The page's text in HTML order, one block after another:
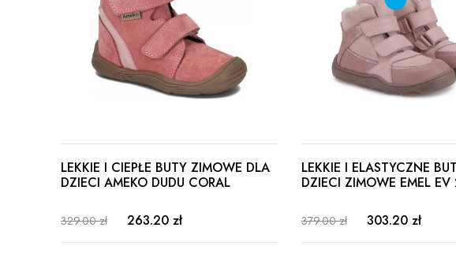
LEKKIE I CIEPŁE BUTY ZIMOWE DLA
DZIECI AMEKO DUDU CORAL
329.00 zł 263.20 zł
LEKKIE I ELASTYCZNE
DZIECI ZIMOWE EMEL
379.00 zł 303.20 zł